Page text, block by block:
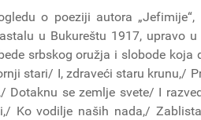
o poeziji autora
u Bukureštu 1917, upravo
srbskog oružja i slobode koja
stari/ I, zdraveći staru krunu,/
Dotaknu se zemlje svete/ I
Ko vodilje naših nada,/